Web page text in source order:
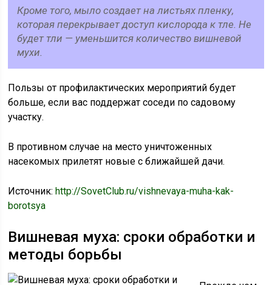
Кроме того, мыло создает на листьях пленку,
которая перекрывает доступ кислорода к тле. Не
будет тли — уменьшится количество вишневой
мухи.
Пользы от профилактических мероприятий будет
больше, если вас поддержат соседи по садовому
участку.
В противном случае на место уничтоженных
насекомых прилетят новые с ближайшей дачи.
Источник:http://SovetClub.ru/vishnevaya-muha-kak-
borotsya
Вишневая муха: сроки обработки и
методы борьбы